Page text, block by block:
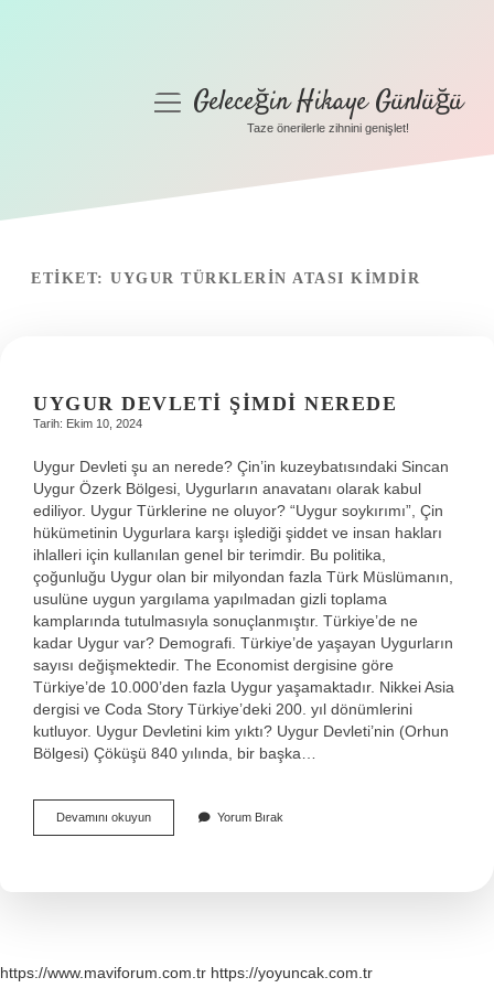
Gizlilik Politikası
menüyü
aç
Geleceğin Hikaye Günlüğü
Taze önerilerle zihnini genişlet!
ETIKET: UYGUR TÜRKLERIN ATASI KIMDIR
UYGUR DEVLETI ŞIMDI NEREDE
Tarih: Ekim 10, 2024
Uygur Devleti şu an nerede? Çin’in kuzeybatısındaki Sincan
Uygur Özerk Bölgesi, Uygurların anavatanı olarak kabul
ediliyor. Uygur Türklerine ne oluyor? “Uygur soykırımı”, Çin
hükümetinin Uygurlara karşı işlediği şiddet ve insan hakları
ihlalleri için kullanılan genel bir terimdir. Bu politika,
çoğunluğu Uygur olan bir milyondan fazla Türk Müslümanın,
usulüne uygun yargılama yapılmadan gizli toplama
kamplarında tutulmasıyla sonuçlanmıştır. Türkiye’de ne
kadar Uygur var? Demografi. Türkiye’de yaşayan Uygurların
sayısı değişmektedir. The Economist dergisine göre
Türkiye’de 10.000’den fazla Uygur yaşamaktadır. Nikkei Asia
dergisi ve Coda Story Türkiye’deki 200. yıl dönümlerini
kutluyor. Uygur Devletini kim yıktı? Uygur Devleti’nin (Orhun
Bölgesi) Çöküşü 840 yılında, bir başka…
Devamını okuyunUygur
Devleti
Yorum Bırak
https://www.maviforum.com.tr https://yoyuncak.com.tr